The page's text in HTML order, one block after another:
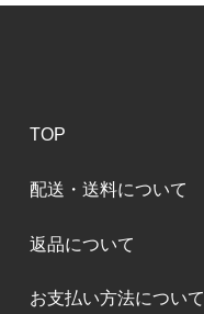
TOP
配送・送料について
返品について
お支払い方法について